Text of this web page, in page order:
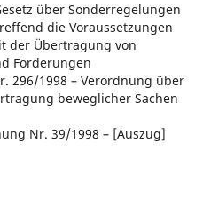
über Sonderregelungen
die Voraussetzungen
der Übertragung von
Forderungen
296/1998 – Verordnung über
beweglicher Sachen
Nr. 39/1998 – [Auszug]